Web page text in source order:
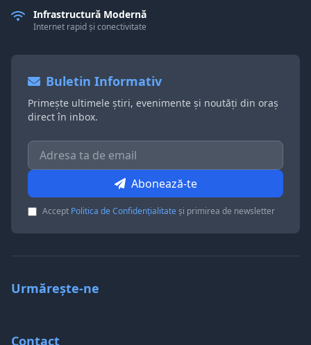
Infrastructură Modernă
Internet rapid și conectivitate
Buletin Informativ
Primește ultimele știri, evenimente și noutăți din oraș
direct în inbox.
Abonează-te
Accept Politica de Confidențialitateși primirea de newsletter
Urmărește-ne
Contact